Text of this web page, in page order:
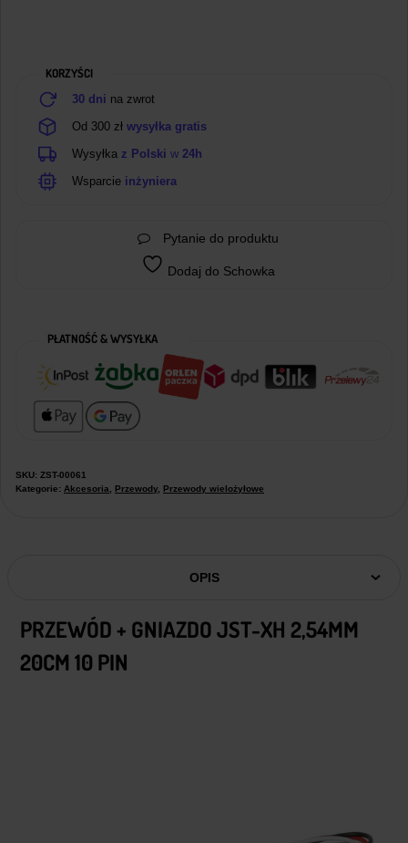
KORZYŚCI
30 dni na zwrot
Od 300 zł wysyłka gratis
Wysyłka z Polski w 24h
Wsparcie inżyniera
Pytanie do produktu
Dodaj do Schowka
PŁATNOŚĆ & WYSYŁKA
SKU: ZST-00061
Kategorie: Akcesoria Przewody Przewody wielożyłowe
OPIS
PRZEWÓD + GNIAZDO JST-XH 2,54MM
20CM 10 PIN